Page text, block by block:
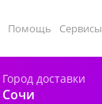
Помощь Сервисы
Город доставки
Сочи